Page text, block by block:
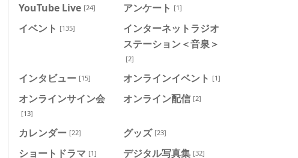
YouTube Live [24] アンケート [1]
イベント [135]
インターネットラジオ
ステーション＜音泉＞
[2]
インタビュー [15] オンラインイベント [1]
オンラインサイン会
[13]
オンライン配信 [2]
カレンダー [22] グッズ [23]
ショートドラマ [1] デジタル写真集 [32]